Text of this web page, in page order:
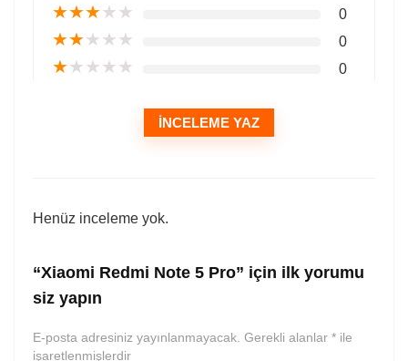
★★★★★ 0
★★★★★ 0
★★★★★ 0
İNCELEME YAZ
Henüz inceleme yok.
“Xiaomi Redmi Note 5 Pro” için ilk yorumu
siz yapın
E-posta adresiniz yayınlanmayacak. Gerekli alanlar * ile
işaretlenmişlerdir